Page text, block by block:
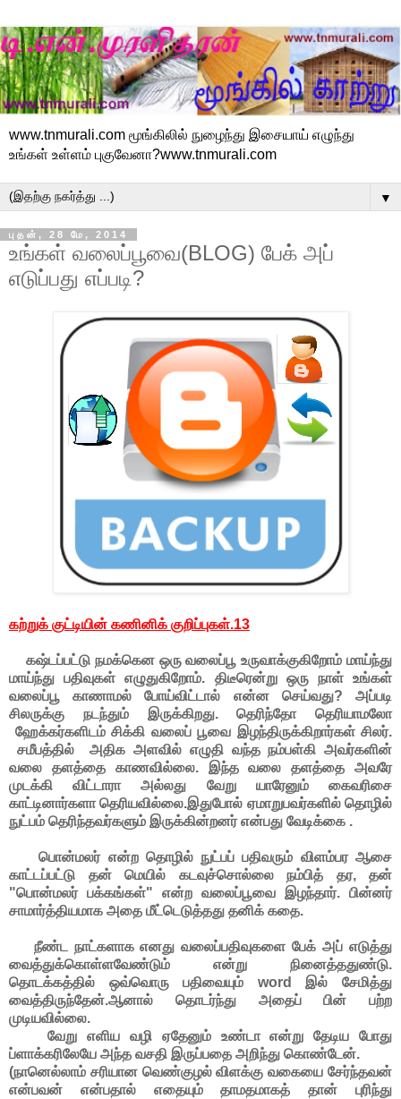
www.tnmurali.com மூங்கிலில் நுழைந்து இசையாய் எழுந்து
உங்கள் உள்ளம் புகுவேனா?www.tnmurali.com
▼
புதன், 28 மே, 2014
உங்கள் வலைப்பூவை(BLOG) பேக் அப்
எடுப்பது எப்படி?
கற்றுக் குட்டியின் கணினிக் குறிப்புகள்.13
கஷ்டப்பட்டு நமக்கென ஒரு வலைப்பூ உருவாக்குகிறோம் மாய்ந்து
மாய்ந்து பதிவுகள் எழுதுகிறோம். திடீரென்று ஒரு நாள் உங்கள்
வலைப்பூ காணாமல் போய்விட்டால் என்ன செய்வது? அப்படி
சிலருக்கு நடந்தும் இருக்கிறது. தெரிந்தோ தெரியாமலோ
ஹேக்கர்களிடம் சிக்கி வலைப் பூவை இழந்திருக்கிறார்கள் சிலர்.
சமீபத்தில் அதிக அளவில் எழுதி வந்த நம்பள்கி அவர்களின்
வலை தளத்தை காணவில்லை. இந்த வலை தளத்தை அவரே
முடக்கி விட்டாரா அல்லது வேறு யாரேனும் கைவரிசை
காட்டினார்களா தெரியவில்லை.இதுபோல் ஏமாறுபவர்களில் தொழில்
நுட்பம் தெரிந்தவர்களும் இருக்கின்றனர் என்பது வேடிக்கை .
பொன்மலர் என்ற தொழில் நுட்பப் பதிவரும் விளம்பர ஆசை
காட்டப்பட்டு தன் மெயில் கடவுச்சொல்லை நம்பித் தர, தன்
"பொன்மலர் பக்கங்கள்" என்ற வலைப்பூவை இழந்தார். பின்னர்
சாமார்த்தியமாக அதை மீட்டெடுத்தது தனிக் கதை.
நீண்ட நாட்களாக எனது வலைப்பதிவுகளை பேக் அப் எடுத்து
வைத்துக்கொள்ளவேண்டும் என்று நினைத்ததுண்டு.
தொடக்கத்தில் ஒவ்வொரு பதிவையும் word இல் சேமித்து
வைத்திருந்தேன்.ஆனால் தொடர்ந்து அதைப் பின் பற்ற
முடியவில்லை.
வேறு எளிய வழி ஏதேனும் உண்டா என்று தேடிய போது
ப்ளாக்கரிலேயே அந்த வசதி இருப்பதை அறிந்து கொண்டேன்.
(நானெல்லாம் சரியான வெண்குழல் விளக்கு வகையை சேர்ந்தவன்
என்பவன் என்பதால் எதையும் தாமதமாகத் தான் புரிந்து